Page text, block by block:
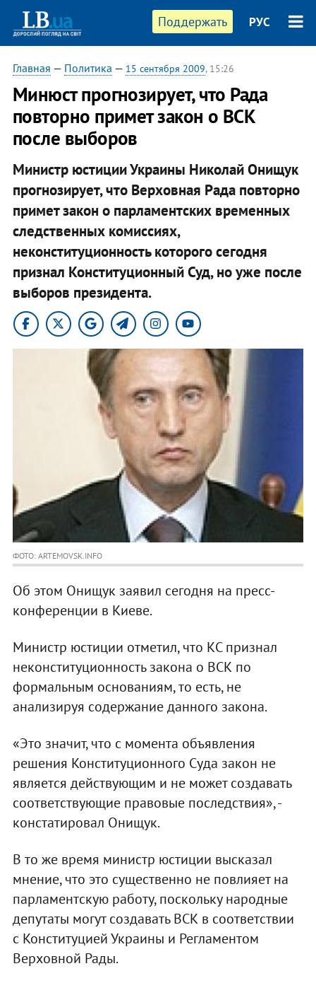
Поддержать РУС
Главная — Политика — 15 сентября 2009, 15:26
Минюст прогнозирует, что Рада
повторно примет закон о ВСК
после выборов
Министр юстиции Украины Николай Онищук
прогнозирует, что Верховная Рада повторно
примет закон о парламентских временных
следственных комиссиях,
неконституционность которого сегодня
признал Конституционный Суд, но уже после
выборов президента.
ФОТО: ARTEMOVSK.INFO
Об этом Онищук заявил сегодня на пресс-
конференции в Киеве.
Министр юстиции отметил, что КС признал
неконституционность закона о ВСК по
формальным основаниям, то есть, не
анализируя содержание данного закона.
«Это значит, что с момента объявления
решения Конституционного Суда закон не
является действующим и не может создавать
соответствующие правовые последствия», -
констатировал Онищук.
В то же время министр юстиции высказал
мнение, что это существенно не повлияет на
парламентскую работу, поскольку народные
депутаты могут создавать ВСК в соответствии
с Конституцией Украины и Регламентом
Верховной Рады.